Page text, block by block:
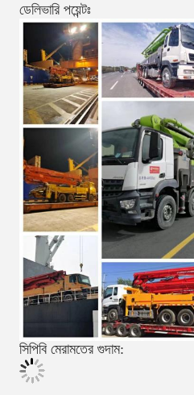
ডেলিভারি পয়েন্টঃ
সিপিবি মেরামতের গুদাম: